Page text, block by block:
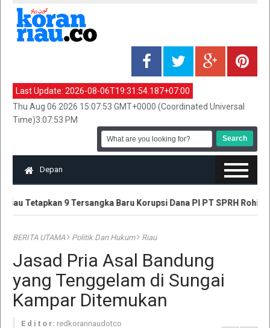
Last Update: 2026-08-06T19:31:54.187+07:00
Thu Aug 06 2026 15:07:53 GMT+0000 (Coordinated Universal
Time)3:07:53 PM
Depan
Tetapkan 9 Tersangka Baru Korupsi Dana PI PT SPRH Rohil
BERITA UTAMA Politik Dan Hukum Riau
Jasad Pria Asal Bandung
yang Tenggelam di Sungai
Kampar Ditemukan
E d i t o r: redkoranriaudotco